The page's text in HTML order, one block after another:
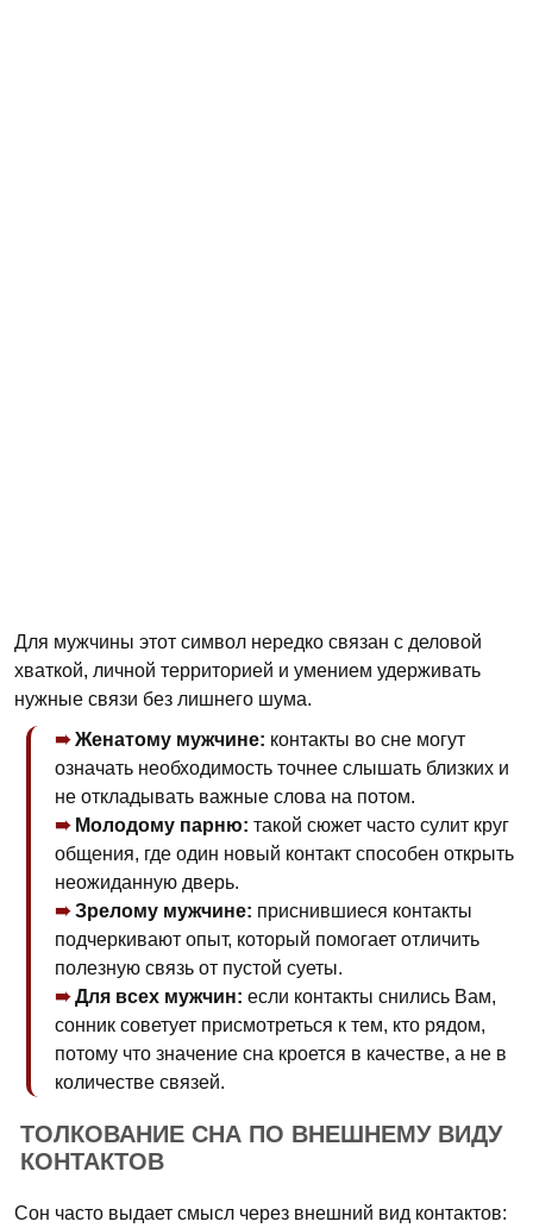
Для мужчины этот символ нередко связан с деловой
хваткой, личной территорией и умением удерживать
нужные связи без лишнего шума.
Женатому мужчине: контакты во сне могут
означать необходимость точнее слышать близких и
не откладывать важные слова на потом.
Молодому парню: такой сюжет часто сулит круг
общения, где один новый контакт способен открыть
неожиданную дверь.
Зрелому мужчине: приснившиеся контакты
подчеркивают опыт, который помогает отличить
полезную связь от пустой суеты.
Для всех мужчин: если контакты снились Вам,
сонник советует присмотреться к тем, кто рядом,
потому что значение сна кроется в качестве, а не в
количестве связей.
ТОЛКОВАНИЕ СНА ПО ВНЕШНЕМУ ВИДУ
КОНТАКТОВ
Сон часто выдает смысл через внешний вид контактов: